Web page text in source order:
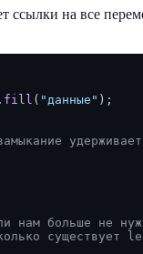
ссылки на все
fill ( "данные" );
больше не
существует